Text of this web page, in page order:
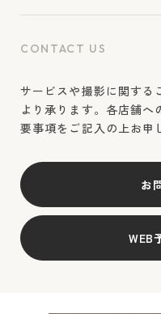
CONTACT US
サービスや撮影に関する
より承ります。各店舗
要事項をご記入の上お申
お
WEB